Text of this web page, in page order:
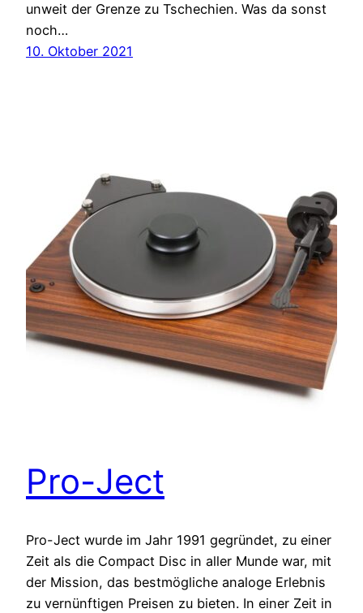
unweit der Grenze zu Tschechien. Was da sonst
noch…
10. Oktober 2021
Pro-Ject
Pro-Ject wurde im Jahr 1991 gegründet, zu einer
Zeit als die Compact Disc in aller Munde war, mit
der Mission, das bestmögliche analoge Erlebnis
zu vernünftigen Preisen zu bieten. In einer Zeit in